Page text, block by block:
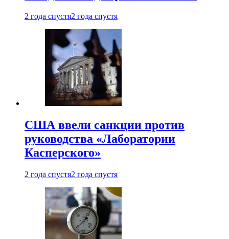
2 года спустя2 года спустя
США ввели санкции против
руководства «Лаборатории
Касперского»
2 года спустя2 года спустя